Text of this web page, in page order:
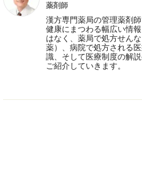
薬剤師
漢方専門薬局の管理薬剤
健康にまつわる幅広い情
はなく、薬局で処方せん
薬）、病院で処方される
識、そして医療制度の解
ご紹介していきます。